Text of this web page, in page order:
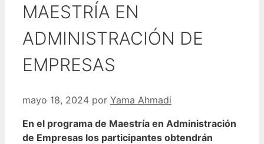
MAESTRÍA EN
ADMINISTRACIÓN DE
EMPRESAS
mayo 18, 2024 por Yama Ahmadi
En el programa de Maestría en Administración
de Empresas los participantes obtendrán